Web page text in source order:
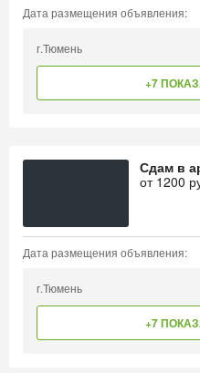
Дата размещения объявления:
г.Тюмень
+7
Сдам в
от 1200
Дата размещения объявления:
г.Тюмень
+7